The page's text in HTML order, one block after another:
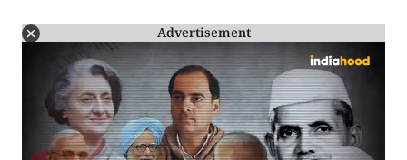
Advertisement